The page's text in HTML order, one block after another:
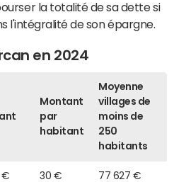
la totalité de sa dette si
l'intégralité de son épargne.
en 2024
Montant
par
habitant
Moyenne
villages de
moins de
250
habitants
€ 30 € 77 627 €